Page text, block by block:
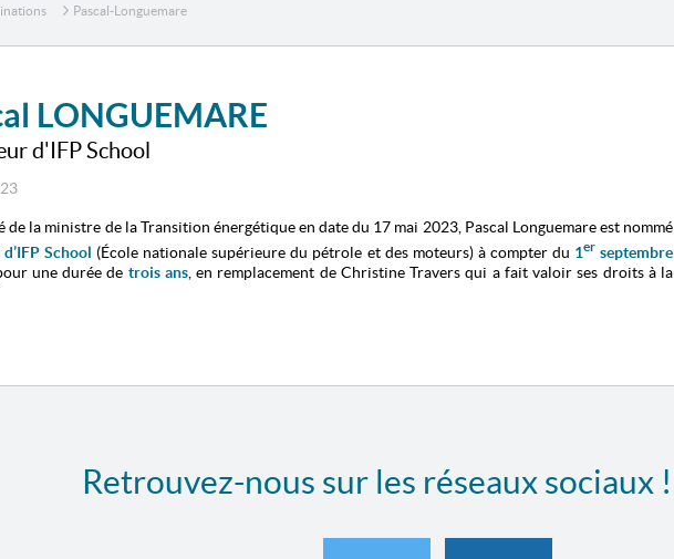
Pascal-Longuemare
LONGUEMARE
d'IFP School
de la ministre de la Transition énergétique en date du 17 mai 2023, Pascal Longuemare est nommé
School (École nationale supérieure du pétrole et des moteurs) à compter du 1er septembre
une durée de trois ans, en remplacement de Christine Travers qui a fait valoir ses droits à la
Retrouvez-nous sur les réseaux sociaux !